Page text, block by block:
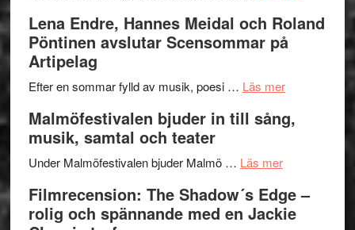
I
Delvis
genrens
terräng
på
Lena Endre, Hannes Meidal och Roland
Pöntinen avslutar Scensommar på
Artipelag
Efter en sommar fylld av musik, poesi … Läs merom
Endre,
Roland
Pöntinen
Malmöfestivalen bjuder in till sång,
musik, samtal och teater
Under Malmöfestivalen bjuder Malmö … Läs merom
bjuder
in
Filmrecension: The Shadow´s Edge –
rolig och spännande med en Jackie